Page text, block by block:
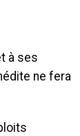
à ses
ne fera